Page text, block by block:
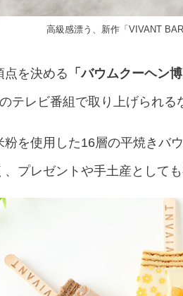
高級感漂う、新作「VIVANT
点を決める 「バウムクーヘン
テレビ番組で取り上げられる
を使用した16層の平焼きバ
プレゼントや手土産としても